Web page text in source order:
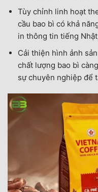
Tùy chỉnh linh hoạt
cầu bao bì có khả
in thông tin tiếng
Cải thiện hình ảnh
chất lượng bao bì
sự chuyên nghiệp để